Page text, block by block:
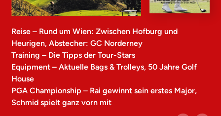
Reise – Rund um Wien: Zwischen Hofburg und
Heurigen, Abstecher: GC Norderney
Training – Die Tipps der Tour-Stars
Equipment – Aktuelle Bags & Trolleys, 50 Jahre Golf
House
PGA Championship – Rai gewinnt sein erstes Major,
Schmid spielt ganz vorn mit